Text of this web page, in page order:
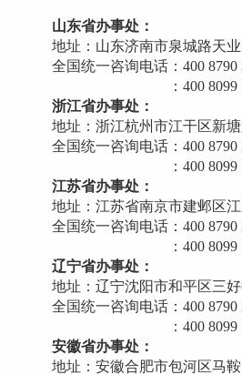
山东省办事处：
地址：山东济南市泉城路天业
全国统一咨询电话：400 8790
：400 8099
浙江省办事处：
地址：浙江杭州市江干区新塘路
全国统一咨询电话：400 8790
：400 8099
江苏省办事处：
地址：江苏省南京市建邺区江东
全国统一咨询电话：400 8790
：400 8099
辽宁省办事处：
地址：辽宁沈阳市和平区三好街
全国统一咨询电话：400 8790
：400 8099
安徽省办事处：
地址：安徽合肥市包河区马鞍山